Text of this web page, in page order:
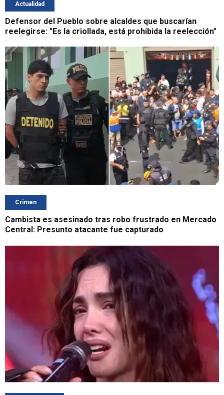
Actualidad
Defensor del Pueblo sobre alcaldes que buscarían
reelegirse: "Es la criollada, está prohibida la reelección"
Crimen
Cambista es asesinado tras robo frustrado en Mercado
Central: Presunto atacante fue capturado